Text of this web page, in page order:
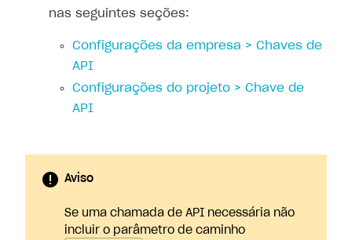
nas seguintes seções:
Configurações da empresa > Chaves de
API
Configurações do projeto > Chave de
API
Aviso
Se uma chamada de API necessária não
incluir o parâmetro de caminho